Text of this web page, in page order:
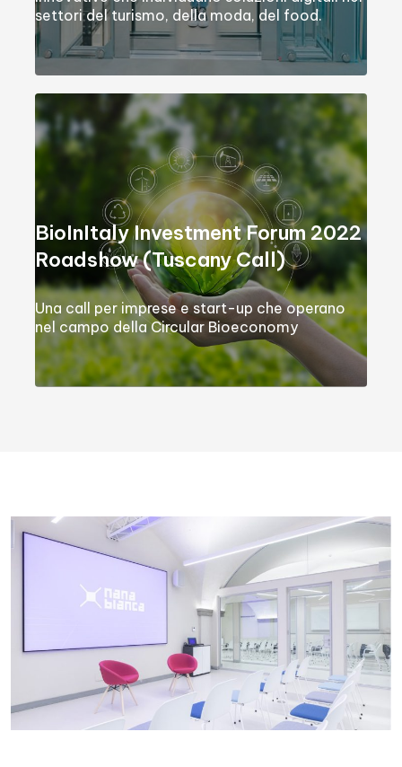
settori del turismo, della moda, del food.
BioInItaly Investment Forum 2022
Roadshow (Tuscany Call)
Una call per imprese e start-up che operano
nel campo della Circular Bioeconomy